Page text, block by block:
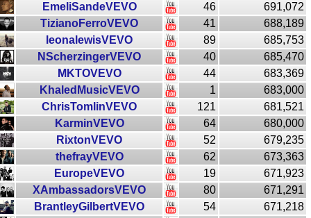
EmeliSandeVEVO
46
691,072
TizianoFerroVEVO
41
688,189
leonalewisVEVO
89
685,753
NScherzingerVEVO
40
685,470
MKTOVEVO
44
683,369
KhaledMusicVEVO
1
683,000
ChrisTomlinVEVO
121
681,521
KarminVEVO
64
680,000
RixtonVEVO
52
679,235
thefrayVEVO
62
673,363
EuropeVEVO
19
671,923
XAmbassadorsVEVO
80
671,291
BrantleyGilbertVEVO
54
671,218